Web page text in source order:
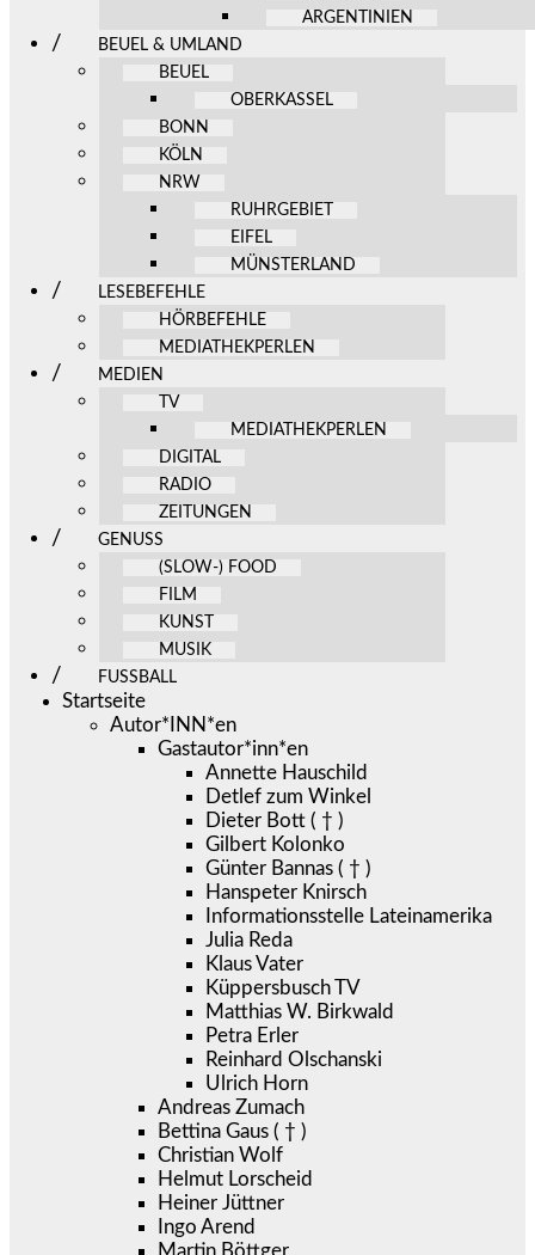
ARGENTINIEN
BEUEL & UMLAND
BEUEL
OBERKASSEL
BONN
KÖLN
NRW
RUHRGEBIET
EIFEL
MÜNSTERLAND
LESEBEFEHLE
HÖRBEFEHLE
MEDIATHEKPERLEN
MEDIEN
TV
MEDIATHEKPERLEN
DIGITAL
RADIO
ZEITUNGEN
GENUSS
(SLOW-) FOOD
FILM
KUNST
MUSIK
FUSSBALL
Startseite
Autor*INN*en
Gastautor*inn*en
Annette Hauschild
Detlef zum Winkel
Dieter Bott ( † )
Gilbert Kolonko
Günter Bannas ( † )
Hanspeter Knirsch
Informationsstelle Lateinamerika
Julia Reda
Klaus Vater
Küppersbusch TV
Matthias W. Birkwald
Petra Erler
Reinhard Olschanski
Ulrich Horn
Andreas Zumach
Bettina Gaus ( † )
Christian Wolf
Helmut Lorscheid
Heiner Jüttner
Ingo Arend
Martin Böttger